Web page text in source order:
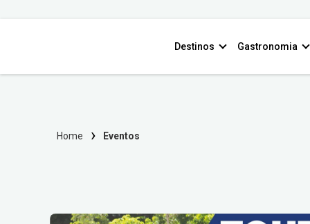
Destinos Gastronomia
Home Eventos